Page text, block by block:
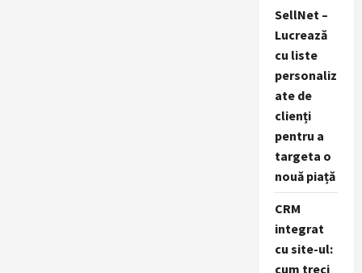
SellNet –
Lucrează
cu liste
personaliz
ate de
clienți
pentru a
targeta o
nouă piață
CRM
integrat
cu site-ul:
cum treci